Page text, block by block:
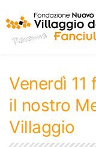
Venerdì 11
il nostro
Villaggio